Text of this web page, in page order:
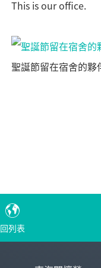
This is our office.
聖誕節留在宿舍的夥
回列表